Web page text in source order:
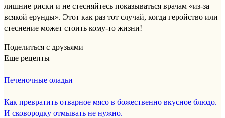
лишние риски и не стесняйтесь показываться врачам «из-за
всякой ерунды». Этот как раз тот случай, когда геройство или
стеснение может стоить кому-то жизни!
Поделиться с друзьями
Еще рецепты
Печеночные оладьи
Как превратить отварное мясо в божественно вкусное блюдо.
И сковородку отмывать не нужно.